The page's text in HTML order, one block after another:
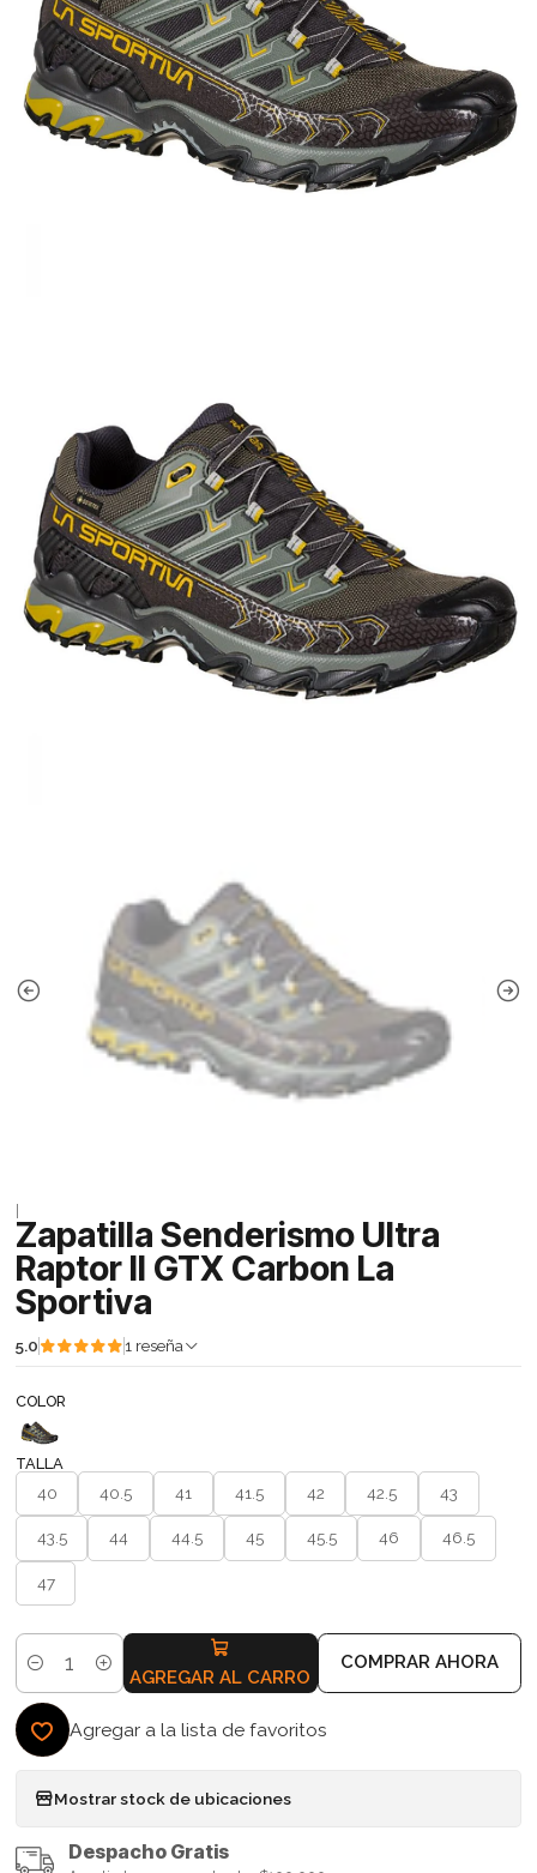
Zapatilla Senderismo Ultra
Raptor II GTX Carbon La
Sportiva
5.0 1 reseña
COLOR
TALLA
40 40.5 41 41.5 42 42.5 43
43.5 44 44.5 45 45.5 46 46.5
47
Cantidad AGREGAR AL CARRO
COMPRAR AHORA
Agregar a la lista de favoritos
Mostrar stock de ubicaciones
Despacho Gratis